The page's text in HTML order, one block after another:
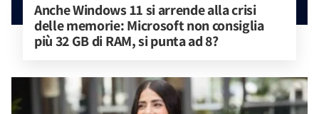
Anche Windows 11 si arrende alla crisi
delle memorie: Microsoft non consiglia
più 32 GB di RAM, si punta ad 8?